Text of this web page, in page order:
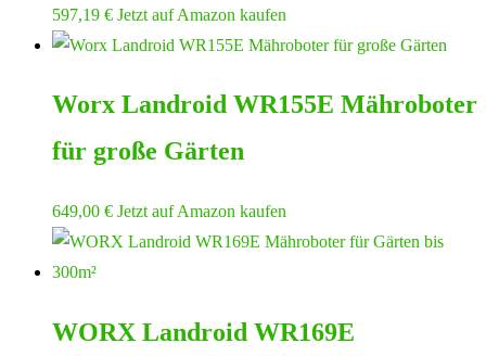
597,19 € Jetzt auf Amazon kaufen
Worx Landroid WR155E Mähroboter
für große Gärten
649,00 € Jetzt auf Amazon kaufen
WORX Landroid WR169E